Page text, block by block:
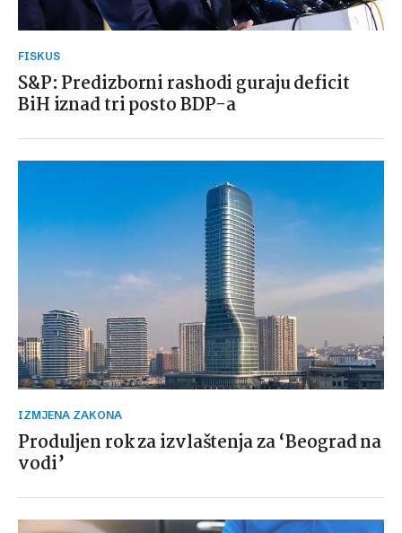
FISKUS
S&P: Predizborni rashodi guraju deficit
BiH iznad tri posto BDP-a
IZMJENA ZAKONA
Produljen rok za izvlaštenja za ‘Beograd na
vodi’